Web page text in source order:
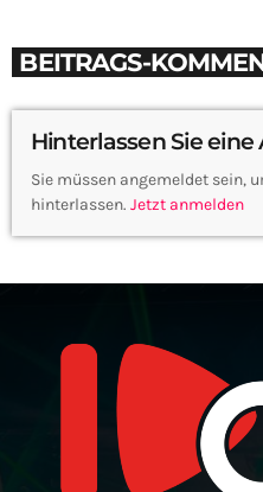
BEITRAGS-
Hinterlassen Sie
Sie müssen angemeldet sein,
hinterlassen. Jetzt anmelden